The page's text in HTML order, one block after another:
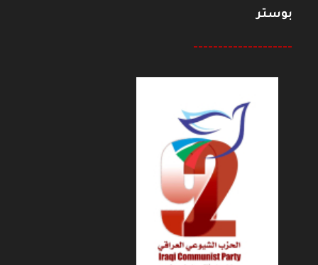
بوستر
--------------------